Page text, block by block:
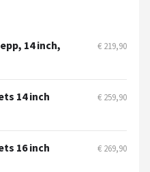
14 inch,
€ 219,90
14 inch
€ 259,90
16 inch
€ 269,90